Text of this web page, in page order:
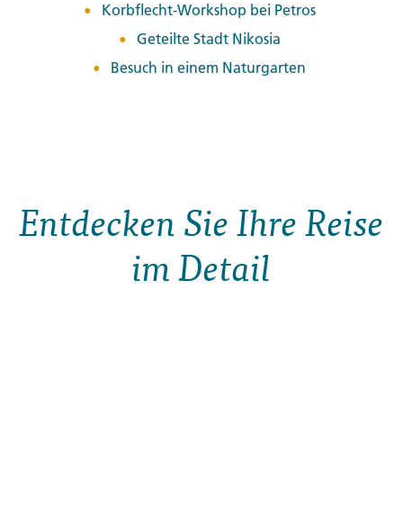
Korbflecht-Workshop bei Petros
Geteilte Stadt Nikosia
Besuch in einem Naturgarten
Entdecken Sie Ihre Reise
im Detail